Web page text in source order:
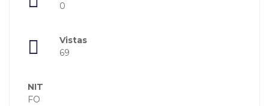
0
Vistas
69
NIT
FO